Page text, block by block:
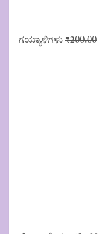
ಗಯ್ಯಾಳಿಗಳು ₹200.00